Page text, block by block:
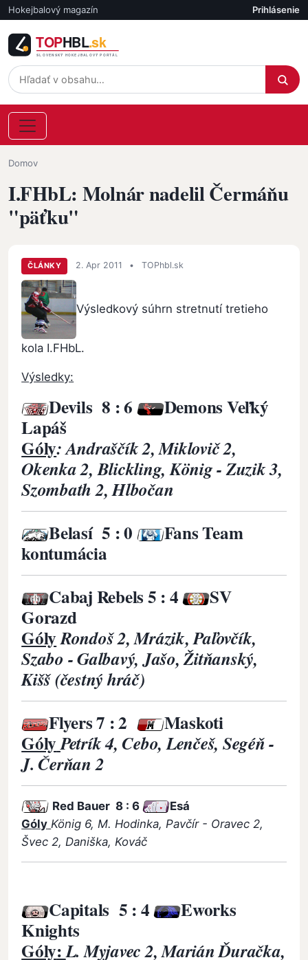
Skočiť na hlavný obsah
Hokejbalový magazín Účet
Prihlásenie
Omrvinka
Domov
I.FHbL: Molnár nadelil Čermáňu
"päťku"
ČLÁNKY 2. Apr 2011 • TOPhbl.sk
Výsledkový súhrn stretnutí tretieho
kola I.FHbL.
Výsledky:
Devils 8 : 6
Demons Veľký
Lapáš
Góly: Andraščík 2, Miklovič 2,
Okenka 2, Blickling, König - Zuzik 3,
Szombath 2, Hlbočan
Belasí 5 : 0
Fans Team
kontumácia
Cabaj Rebels 5 : 4
SV
Gorazd
GólyRondoš 2, Mrázik, Paľovčík,
Szabo - Galbavý, Jašo, Žitňanský,
Kišš (čestný hráč)
Flyers7 : 2
Maskoti
GólyPetrík 4, Cebo, Lenčeš, Segéň -
J. Čerňan 2
Red Bauer 8 : 6
Esá
Góly König 6, M. Hodinka, Pavčír - Oravec 2,
Švec 2, Daniška, Kováč
Capitals 5 : 4 Eworks
Knights
Góly:L. Myjavec 2, Marián Ďuračka,